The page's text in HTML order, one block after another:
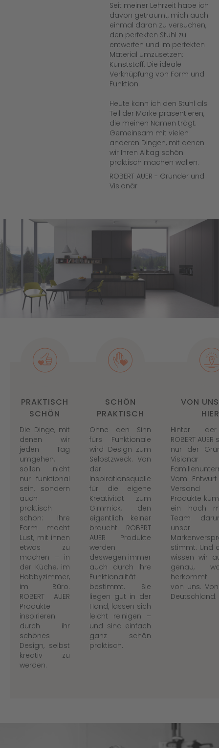
Seit meiner Lehrzeit habe ich
davon geträumt, mich auch
einmal daran zu versuchen,
den perfekten Stuhl zu
entwerfen und im perfekten
Material umzusetzen:
Kunststoff. Die ideale
Verknüpfung von Form und
Funktion.
Heute kann ich den Stuhl als
Teil der Marke präsentieren,
die meinen Namen trägt.
Gemeinsam mit vielen
anderen Dingen, mit denen
wir Ihren Alltag schön
praktisch machen wollen.
ROBERT AUER - Gründer und
Visionär
PRAKTISCH
SCHÖN
Die Dinge, mit
denen wir
jeden Tag
umgehen,
sollen nicht
nur funktional
sein, sondern
auch
praktisch
schön: Ihre
Form macht
Lust, mit ihnen
etwas zu
machen – in
der Küche, im
Hobbyzimmer,
im Büro.
ROBERT AUER
Produkte
inspirieren
durch ihr
schönes
Design, selbst
kreativ zu
werden.
SCHÖN
PRAKTISCH
Ohne den Sinn
fürs Funktionale
wird Design zum
Selbstzweck. Von
der
Inspirationsquelle
für die eigene
Kreativität zum
Gimmick, den
eigentlich keiner
braucht. ROBERT
AUER Produkte
werden
deswegen immer
auch durch ihre
Funktionalität
bestimmt. Sie
liegen gut in der
Hand, lassen sich
leicht reinigen –
und sind einfach
ganz schön
praktisch.
VON
Hinter
ROBERT
nur der
Vom
Versand
Produkte
ein hoch
Team
unser
stimmt. Und
wissen wir
genau,
herkommt.
von uns.
Deutschland.